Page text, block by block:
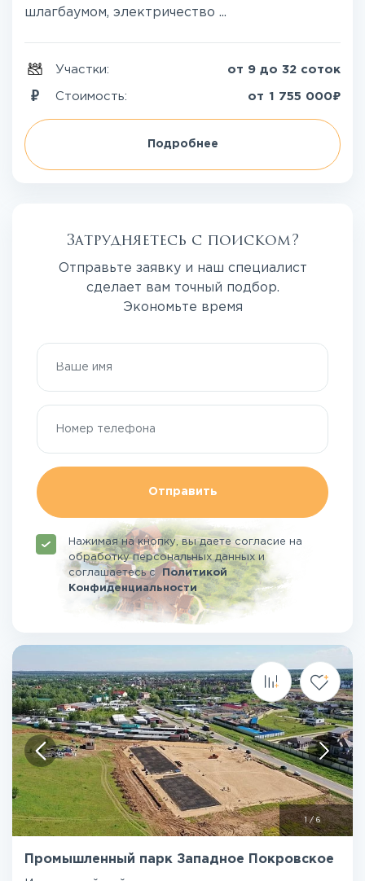
шлагбаумом, электричество ...
Участки: от 9 до 32 соток
Стоимость: от 1 755 000₽
Подробнее
Затрудняетесь с поиском?
Отправьте заявку и наш специалист
сделает вам точный подбор.
Экономьте время
Отправить
Нажимая на кнопку, вы даете согласие на
обработку персональных данных и
соглашаетесьсПолитикой
Конфиденциальности
1 /6
Промышленный парк Западное Покровское